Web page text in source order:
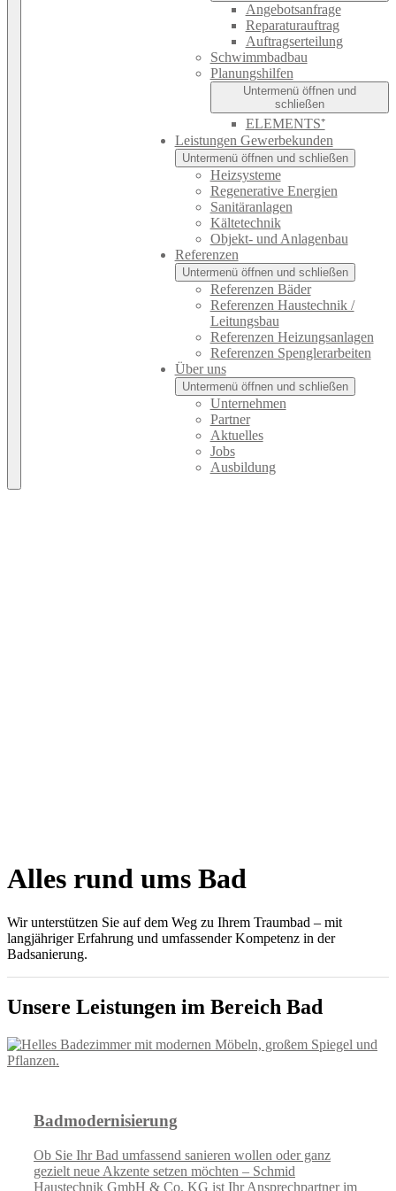
Angebotsanfrage
Reparaturauftrag
Auftragserteilung
Schwimmbadbau
Planungshilfen
Untermenü öffnen und
schließen
ELEMENTS⁺
Leistungen Gewerbekunden
Untermenü öffnen und schließen
Heizsysteme
Regenerative Energien
Sanitäranlagen
Kältetechnik
Objekt- und Anlagenbau
Referenzen
Untermenü öffnen und schließen
Referenzen Bäder
Referenzen Haustechnik /
Leitungsbau
Referenzen Heizungsanlagen
Referenzen Spenglerarbeiten
Über uns
Untermenü öffnen und schließen
Unternehmen
Partner
Aktuelles
Jobs
Ausbildung
Alles rund ums Bad
Wir unterstützen Sie auf dem Weg zu Ihrem Traumbad – mit
langjähriger Erfahrung und umfassender Kompetenz in der
Badsanierung.
Unsere Leistungen im Bereich Bad
Badmodernisierung
Ob Sie Ihr Bad umfassend sanieren wollen oder ganz
gezielt neue Akzente setzen möchten – Schmid
Haustechnik GmbH & Co. KG ist Ihr Ansprechpartner im